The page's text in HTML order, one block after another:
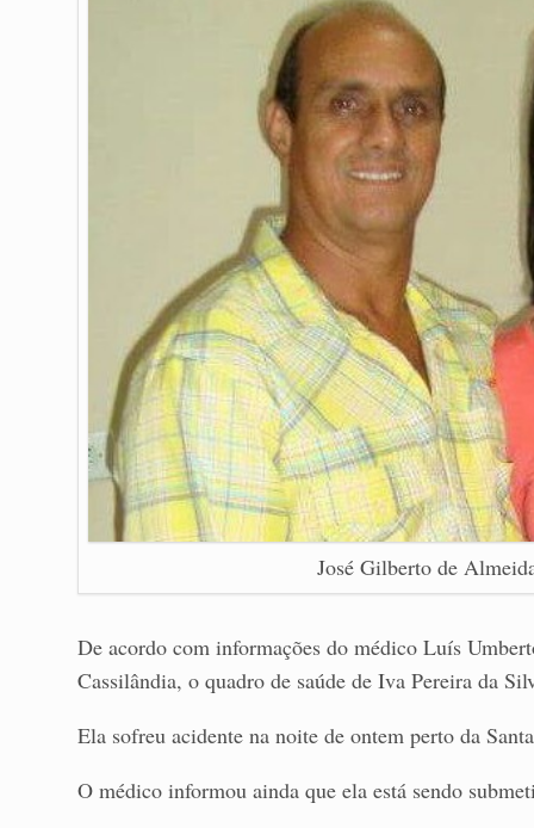
José Gilberto de
De acordo com informações do médico Luís
Cassilândia, o quadro de saúde de Iva Pereira da
Ela sofreu acidente na noite de ontem perto da
O médico informou ainda que ela está sendo